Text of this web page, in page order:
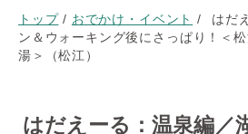
トップ / おでかけ・イベント /
はだ
ン＆ウォーキング後にさっぱり！＜
湯＞（松江）
はだえーる：温泉編／